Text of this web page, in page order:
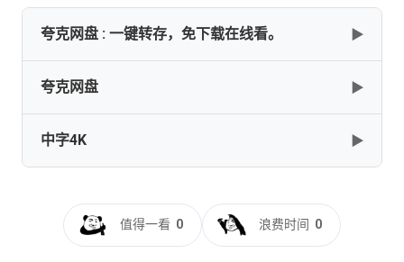
夸克网盘 : 一键转存，免下载在线看。 ▶
网盘下载
夸克网盘 ▶
✅━━━━━━━━━━━━━━━━━[灵魂摆渡][全1-3
[72GB]
中字4K ▶
幕].Soul.Ferry.2014.S01.WEB-DL.2160p.H265.AAC-
Huawei
值得一看 0 浪费时间 0